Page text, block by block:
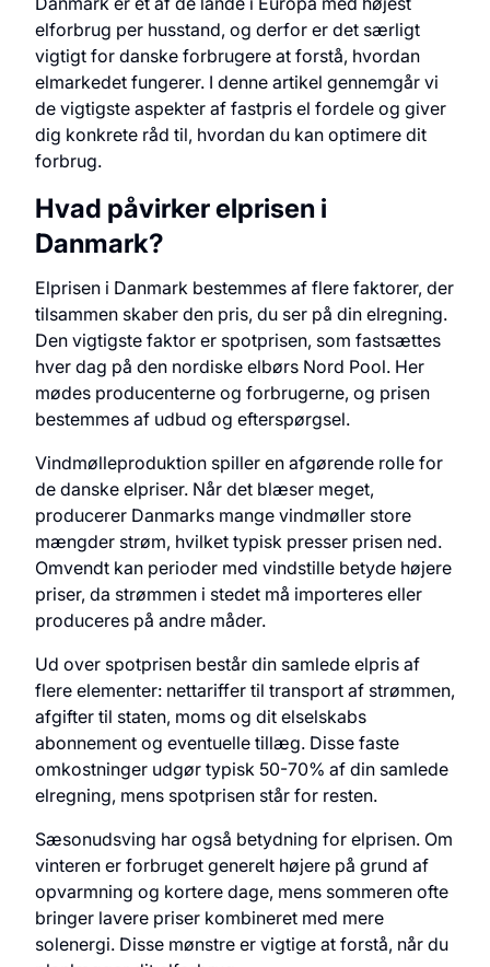
elforbrug per husstand, og derfor er det særligt
vigtigt for danske forbrugere at forstå, hvordan
elmarkedet fungerer. I denne artikel gennemgår vi
de vigtigste aspekter af fastpris el fordele og giver
dig konkrete råd til, hvordan du kan optimere dit
forbrug.
Hvad påvirker elprisen i
Danmark?
Elprisen i Danmark bestemmes af flere faktorer, der
tilsammen skaber den pris, du ser på din elregning.
Den vigtigste faktor er spotprisen, som fastsættes
hver dag på den nordiske elbørs Nord Pool. Her
mødes producenterne og forbrugerne, og prisen
bestemmes af udbud og efterspørgsel.
Vindmølleproduktion spiller en afgørende rolle for
de danske elpriser. Når det blæser meget,
producerer Danmarks mange vindmøller store
mængder strøm, hvilket typisk presser prisen ned.
Omvendt kan perioder med vindstille betyde højere
priser, da strømmen i stedet må importeres eller
produceres på andre måder.
Ud over spotprisen består din samlede elpris af
flere elementer: nettariffer til transport af strømmen,
afgifter til staten, moms og dit elselskabs
abonnement og eventuelle tillæg. Disse faste
omkostninger udgør typisk 50-70% af din samlede
elregning, mens spotprisen står for resten.
Sæsonudsving har også betydning for elprisen. Om
vinteren er forbruget generelt højere på grund af
opvarmning og kortere dage, mens sommeren ofte
bringer lavere priser kombineret med mere
solenergi. Disse mønstre er vigtige at forstå, når du